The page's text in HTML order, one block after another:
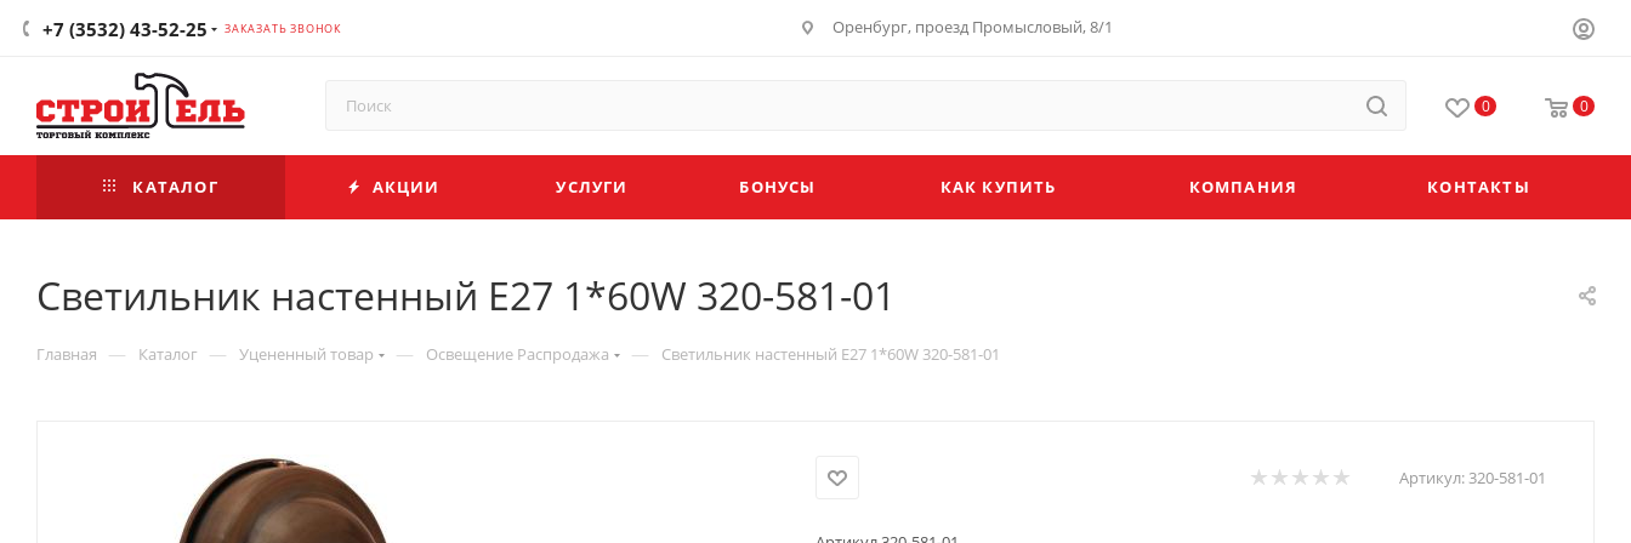
+7 (3532) 43-52-25 ЗАКАЗАТЬ ЗВОНОК Оренбург, проезд Промысловый, 8/1
0 0
КАТАЛОГ АКЦИИ УСЛУГИ БОНУСЫ КАК КУПИТЬ КОМПАНИЯ КОНТАКТЫ
Светильник настенный E27 1*60W 320-581-01
Главная — Каталог — Уцененный товар — Освещение Распродажа — Светильник настенный E27 1*60W 320-581-01
Артикул:320-581-01